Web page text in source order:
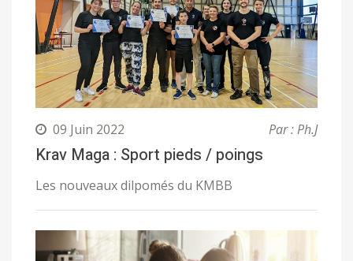
09 Juin 2022 Par : Ph.J
Krav Maga : Sport pieds / poings
Les nouveaux dilpomés du KMBB